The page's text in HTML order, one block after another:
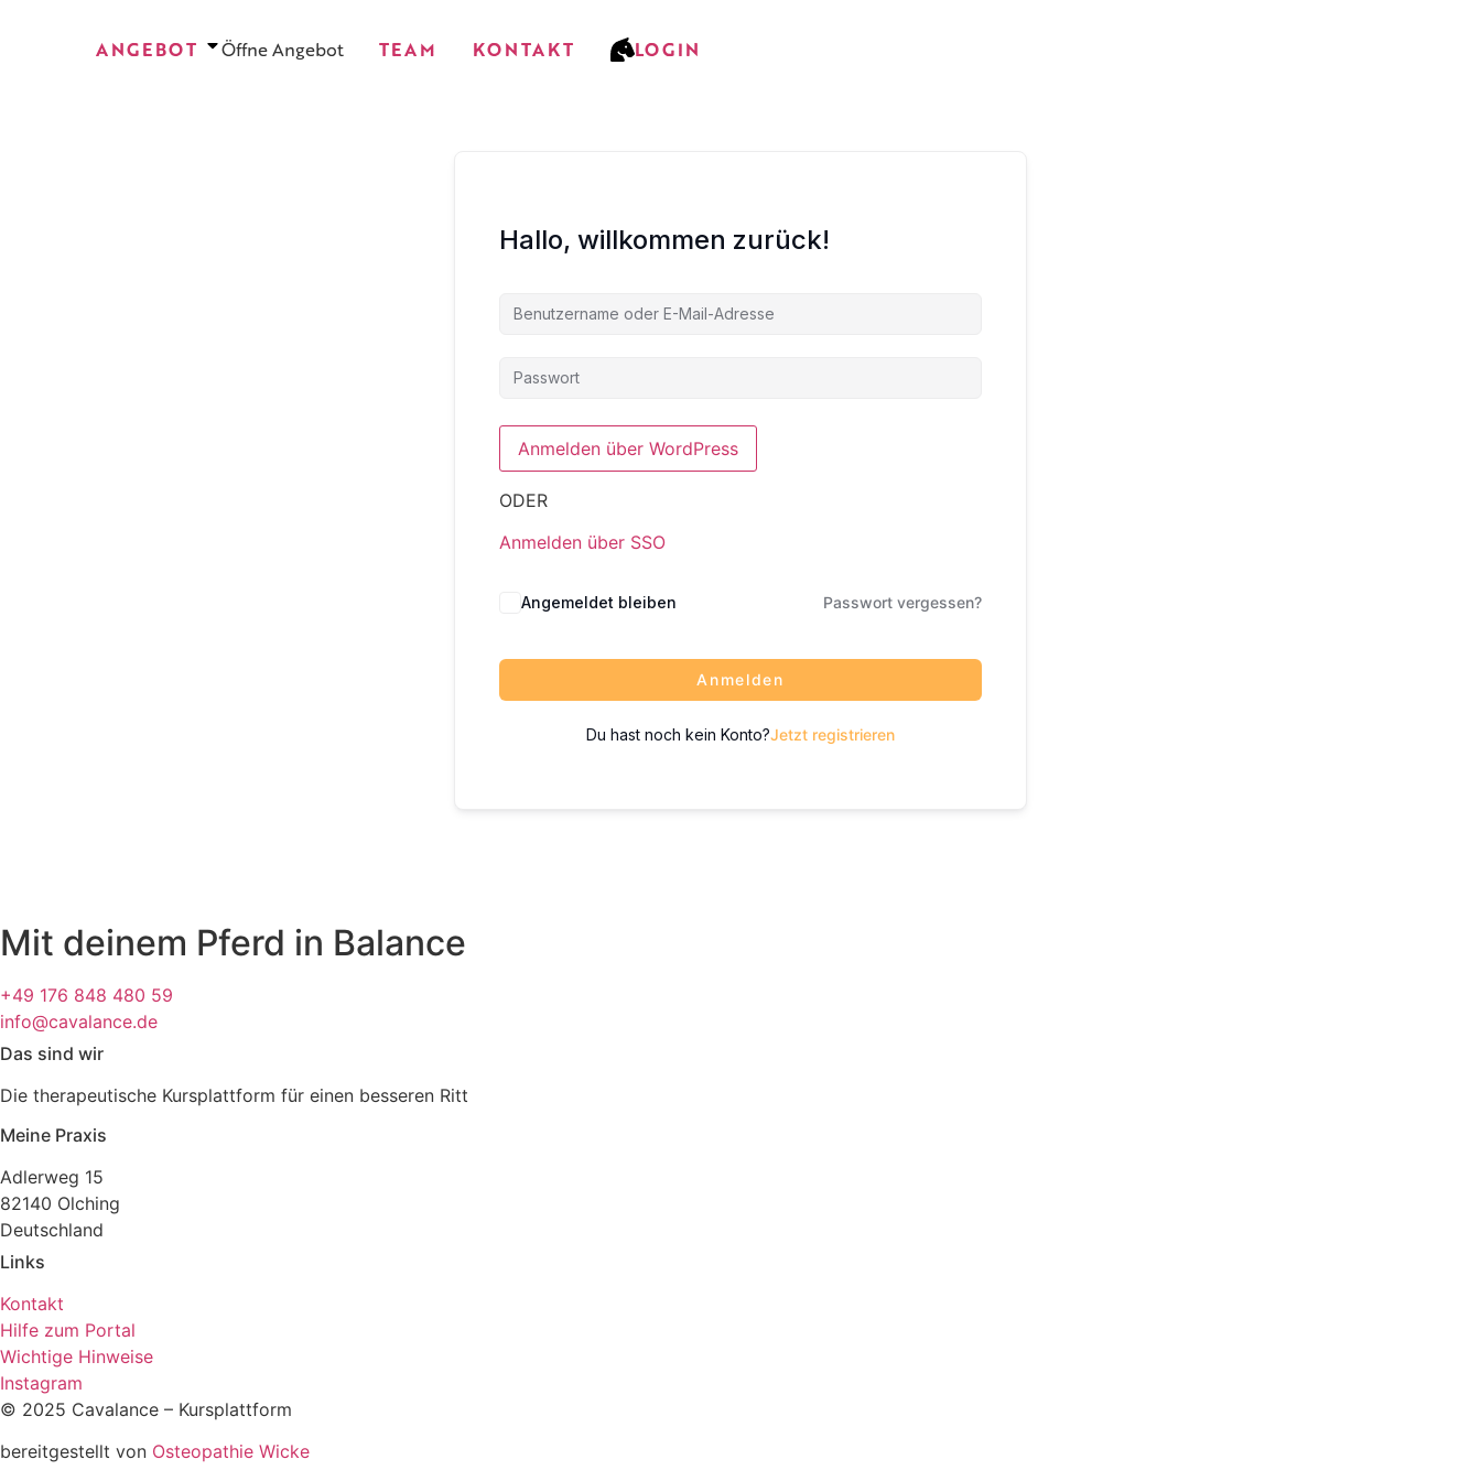
ANGEBOT Öffne Angebot TEAM KONTAKT LOGIN
Hallo, willkommen zurück!
ODER
Anmelden über SSO
Angemeldet bleiben Passwort vergessen?
Anmelden
Du hast noch kein Konto?Jetzt registrieren
Mit deinem Pferd in Balance
+49 176 848 480 59
info@cavalance.de
Das sind wir
Die therapeutische Kursplattform für einen besseren Ritt
Meine Praxis
Adlerweg 15
82140 Olching
Deutschland
Links
Kontakt
Hilfe zum Portal
Wichtige Hinweise
Instagram
© 2025 Cavalance – Kursplattform
bereitgestellt von Osteopathie Wicke